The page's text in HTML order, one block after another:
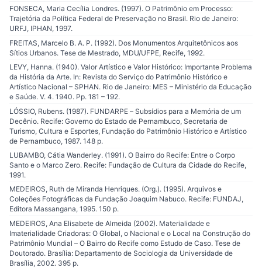
FONSECA, Maria Cecília Londres. (1997). O Patrimônio em Processo:
Trajetória da Política Federal de Preservação no Brasil. Rio de Janeiro:
URFJ, IPHAN, 1997.
FREITAS, Marcelo B. A. P. (1992). Dos Monumentos Arquitetônicos aos
Sítios Urbanos. Tese de Mestrado, MDU/UFPE, Recife, 1992.
LEVY, Hanna. (1940). Valor Artístico e Valor Histórico: Importante Problema
da História da Arte. In: Revista do Serviço do Patrimônio Histórico e
Artístico Nacional – SPHAN. Rio de Janeiro: MES – Ministério da Educação
e Saúde. V. 4. 1940. Pp. 181 – 192.
LÓSSIO, Rubens. (1987). FUNDARPE – Subsídios para a Memória de um
Decênio. Recife: Governo do Estado de Pernambuco, Secretaria de
Turismo, Cultura e Esportes, Fundação do Patrimônio Histórico e Artístico
de Pernambuco, 1987. 148 p.
LUBAMBO, Cátia Wanderley. (1991). O Bairro do Recife: Entre o Corpo
Santo e o Marco Zero. Recife: Fundação de Cultura da Cidade do Recife,
1991.
MEDEIROS, Ruth de Miranda Henriques. (Org.). (1995). Arquivos e
Coleções Fotográficas da Fundação Joaquim Nabuco. Recife: FUNDAJ,
Editora Massangana, 1995. 150 p.
MEDEIROS, Ana Elisabete de Almeida (2002). Materialidade e
Imaterialidade Criadoras: O Global, o Nacional e o Local na Construção do
Patrimônio Mundial – O Bairro do Recife como Estudo de Caso. Tese de
Doutorado. Brasília: Departamento de Sociologia da Universidade de
Brasília, 2002. 395 p.